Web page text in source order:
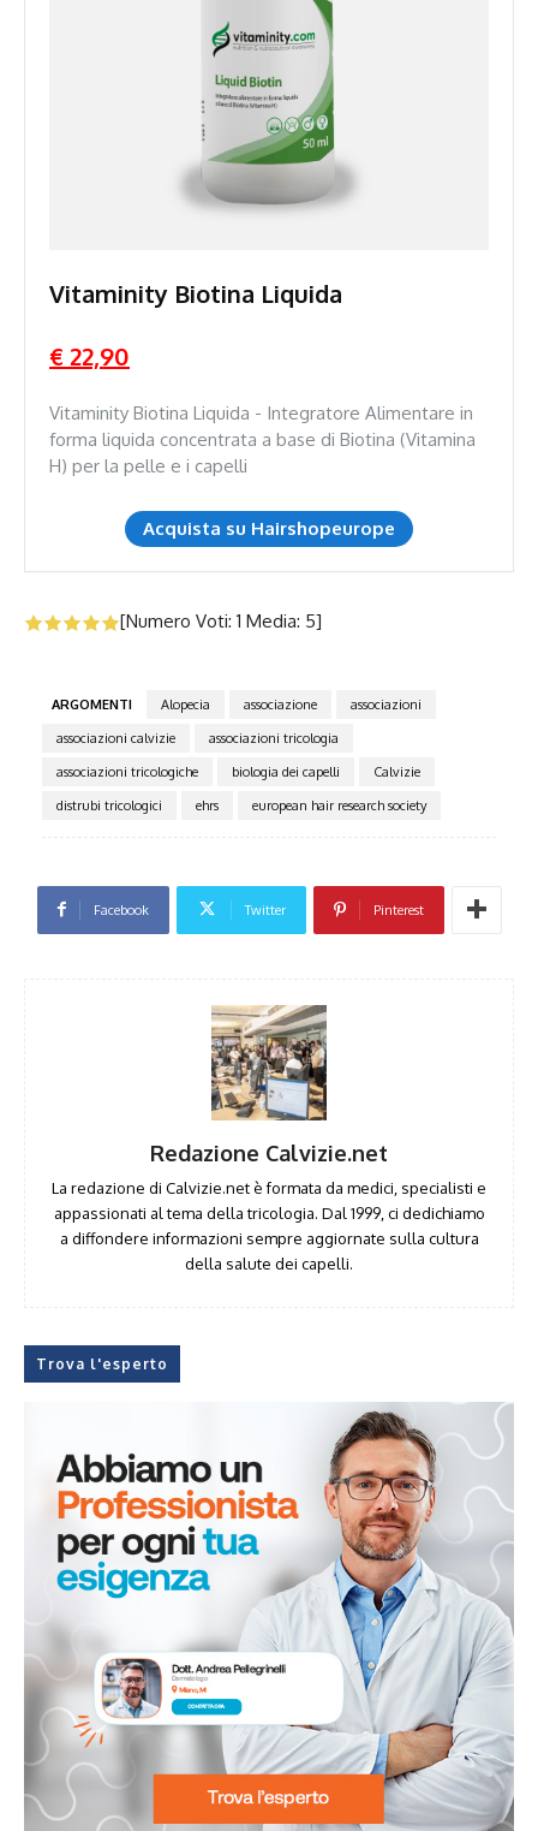
Vitaminity Biotina Liquida
€ 22,90
Vitaminity Biotina Liquida - Integratore Alimentare in
forma liquida concentrata a base di Biotina (Vitamina
H) per la pelle e i capelli
Acquista su Hairshopeurope
[Numero Voti: 1 Media: 5]
ARGOMENTI Alopecia associazione
associazioni
associazioni calvizie
associazioni tricologia
associazioni tricologiche
biologia dei capelli
Calvizie
distrubi tricologici
ehrs european hair research society
Facebook Twitter Pinterest
Redazione Calvizie.net
La redazione di Calvizie.net è formata da medici, specialisti e
appassionati al tema della tricologia. Dal 1999, ci dedichiamo
a diffondere informazioni sempre aggiornate sulla cultura
della salute dei capelli.
Trova l'esperto